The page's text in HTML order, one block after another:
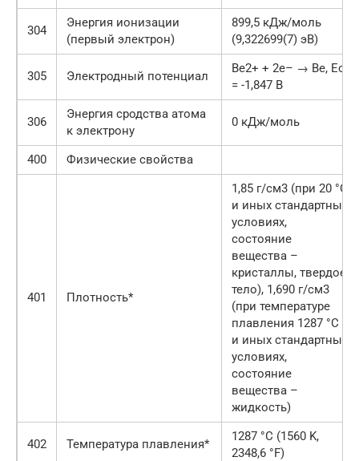
304
Энергия ионизации
(первый электрон)
899,5 кДж/моль
(9,322699(7) эВ)
305 Электродный потенциал
Be2+ + 2e– → Be, Eo
= -1,847 В
306
Энергия сродства атома
к электрону
0 кДж/моль
400 Физические свойства
401 Плотность*
1,85 г/см3 (при 20 °C
и иных стандартных
условиях,
состояние
вещества –
кристаллы, твердое
тело), 1,690 г/см3
(при температуре
плавления 1287 °C
и иных стандартных
условиях,
состояние
вещества –
жидкость)
402 Температура плавления*
1287 °C (1560 K,
2348,6 °F)